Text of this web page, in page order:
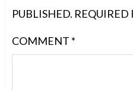
PUBLISHED. REQUIRED
COMMENT *